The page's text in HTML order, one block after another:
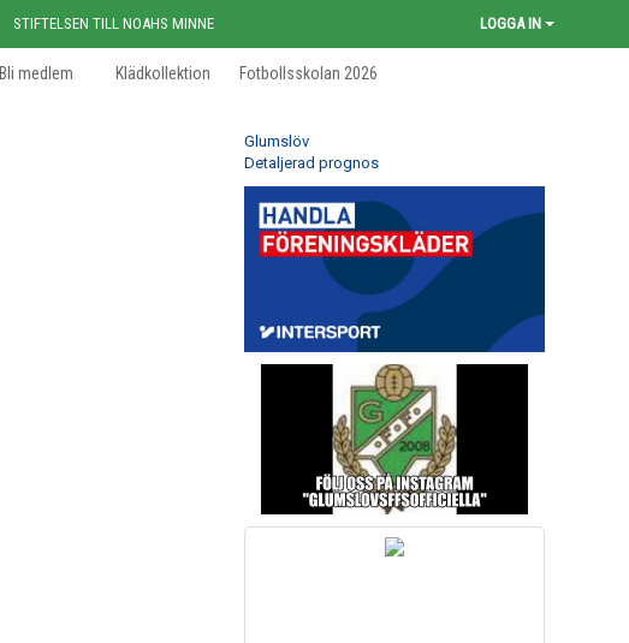
STIFTELSEN TILL NOAHS MINNE LOGGA IN
Bli medlem Klädkollektion Fotbollsskolan 2026
Glumslöv
Detaljerad prognos